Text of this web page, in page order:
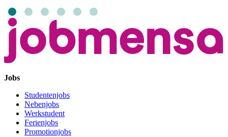
Jobs
Studentenjobs
Nebenjobs
Werkstudent
Ferienjobs
Promotionjobs